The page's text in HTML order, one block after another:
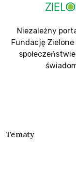
Niezależny
Fundację
Tematy